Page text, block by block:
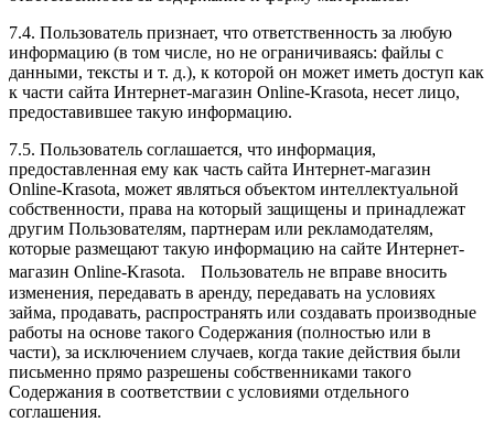
7.4. Пользователь признает, что ответственность за любую
информацию (в том числе, но не ограничиваясь: файлы с
данными, тексты и т. д.), к которой он может иметь доступ как
к части сайта Интернет-магазин Online-Krasota, несет лицо,
предоставившее такую информацию.
7.5. Пользователь соглашается, что информация,
предоставленная ему как часть сайта Интернет-магазин
Online-Krasota, может являться объектом интеллектуальной
собственности, права на который защищены и принадлежат
другим Пользователям, партнерам или рекламодателям,
которые размещают такую информацию на сайте Интернет-
магазин Online-Krasota. Пользователь не вправе вносить
изменения, передавать в аренду, передавать на условиях
займа, продавать, распространять или создавать производные
работы на основе такого Содержания (полностью или в
части), за исключением случаев, когда такие действия были
письменно прямо разрешены собственниками такого
Содержания в соответствии с условиями отдельного
соглашения.